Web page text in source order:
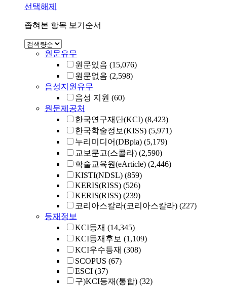
선택해제
좁혀본 항목 보기순서
원문유무
원문있음 (15,076)
원문없음 (2,598)
음성지원유무
음성 지원 (60)
원문제공처
한국연구재단(KCI) (8,423)
한국학술정보(KISS) (5,971)
누리미디어(DBpia) (5,179)
교보문고(스콜라) (2,590)
학술교육원(eArticle) (2,446)
KISTI(NDSL) (859)
KERIS(RISS) (526)
KERIS(RISS) (239)
코리아스칼라(코리아스칼라) (227)
등재정보
KCI등재 (14,345)
KCI등재후보 (1,109)
KCI우수등재 (308)
SCOPUS (67)
ESCI (37)
구)KCI등재(통합) (32)